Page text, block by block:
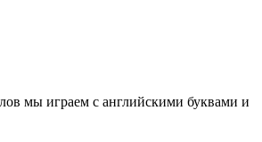
мы играем с английскими буквами и